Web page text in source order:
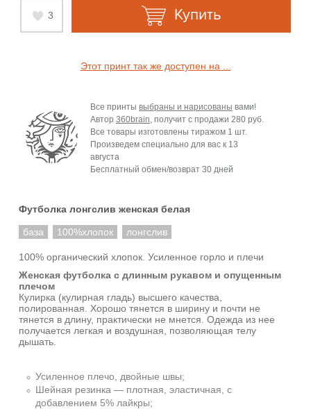
3 Купить
Этот принт так же доступен на ...
Все принты выбраны и нарисованы вами!
Автор 360brain, получит с продажи 280 руб.
Все товары изготовлены тиражом 1 шт.
Произведем специально для вас к 13
августа
Бесплатный обмен/возврат 30 дней
Футболка лонгслив женская белая
база 100%хлопок лонгслив
100% органический хлопок. Усиленное горло и плечи
Женская футболка c длинным рукавом и опущенным
плечом
Кулирка (кулирная гладь) высшего качества,
полированная. Xорошо тянется в ширину и почти не
тянется в длину, практически не мнется. Одежда из нее
получается легкая и воздушная, позволяющая телу
дышать.
Усиленное плечо, двойные швы;
Шейная резинка — плотная, эластичная, с
добавлением 5% лайкры;